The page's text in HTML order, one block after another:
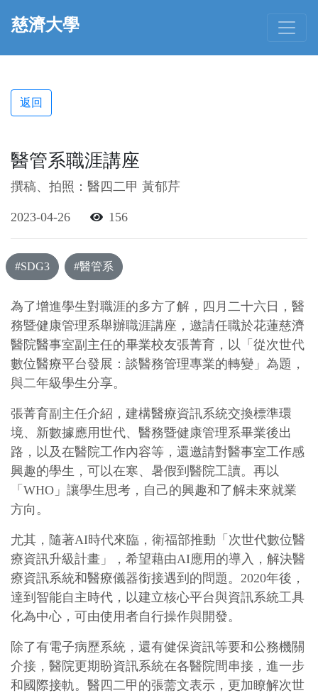
慈濟大學
返回
醫管系職涯講座
撰稿、拍照：醫四二甲 黃郁芹
2023-04-26 156
#SDG3 #醫管系
為了增進學生對職涯的多方了解，四月二十六日，醫
務暨健康管理系舉辦職涯講座，邀請任職於花蓮慈濟
醫院醫事室副主任的畢業校友張菁育，以「從次世代
數位醫療平台發展：談醫務管理專業的轉變」為題，
與二年級學生分享。
張菁育副主任介紹，建構醫療資訊系統交換標準環
境、新數據應用世代、醫務暨健康管理系畢業後出
路，以及在醫院工作內容等，還邀請對醫事室工作感
興趣的學生，可以在寒、暑假到醫院工讀。再以
「WHO」讓學生思考，自己的興趣和了解未來就業
方向。
尤其，隨著AI時代來臨，衛福部推動「次世代數位醫
療資訊升級計畫」，希望藉由AI應用的導入，解決醫
療資訊系統和醫療儀器銜接遇到的問題。2020年後，
達到智能自主時代，以建立核心平台與資訊系統工具
化為中心，可由使用者自行操作與開發。
除了有電子病歷系統，還有健保資訊等要和公務機關
介接，醫院更期盼資訊系統在各醫院間串接，進一步
和國際接軌。醫四二甲的張薷文表示，更加瞭解次世